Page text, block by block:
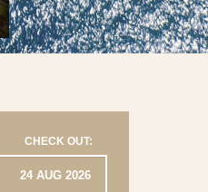
CHECK OUT: